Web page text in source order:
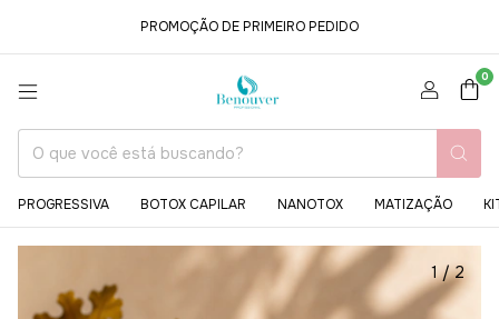
PROMOÇÃO DE PRIMEIRO PEDIDO
0
PROGRESSIVA BOTOX CAPILAR NANOTOX MATIZAÇÃO
1/2